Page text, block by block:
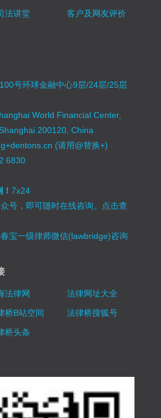
法讲堂
客户及网友评价
号环球金融中心9层/24层/25层
World Financial Center,
200120, China
(请用@替换+)
6830
！7x24
号，即可随时在线咨询。 点击查
宝一级律师微信(lawbridge)咨询
法律网
法律网址大全
桥B站空间
法律桥搜狐号
桥头条